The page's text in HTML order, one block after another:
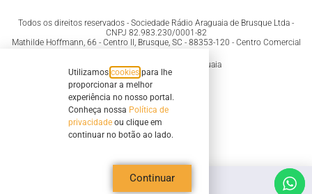
Todos os direitos reservados - Sociedade Rádio Araguaia de Brusque Ltda -
CNPJ 82.983.230/0001-82
Mathilde Hoffmann, 66 - Centro II, Brusque, SC - 88353-120 - Centro Comercial
Copyright © 2026 | Rádio Araguaia
Utilizamos cookies para lhe
proporcionar a melhor
experiência no nosso portal.
Conheça nossa Política de
privacidade ou clique em
continuar no botão ao lado.
Continuar